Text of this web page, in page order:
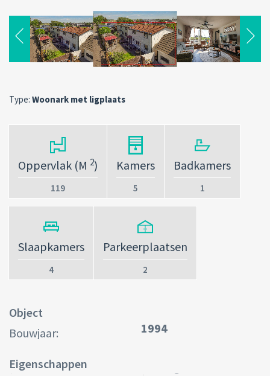
Type: Woonark met ligplaats
Oppervlak (M 2)
119
Kamers
5
Badkamers
1
Slaapkamers
4
Parkeerplaatsen
2
Object
Bouwjaar:
1994
Eigenschappen